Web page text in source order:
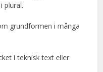
plural.
grundformen i många
i teknisk text eller